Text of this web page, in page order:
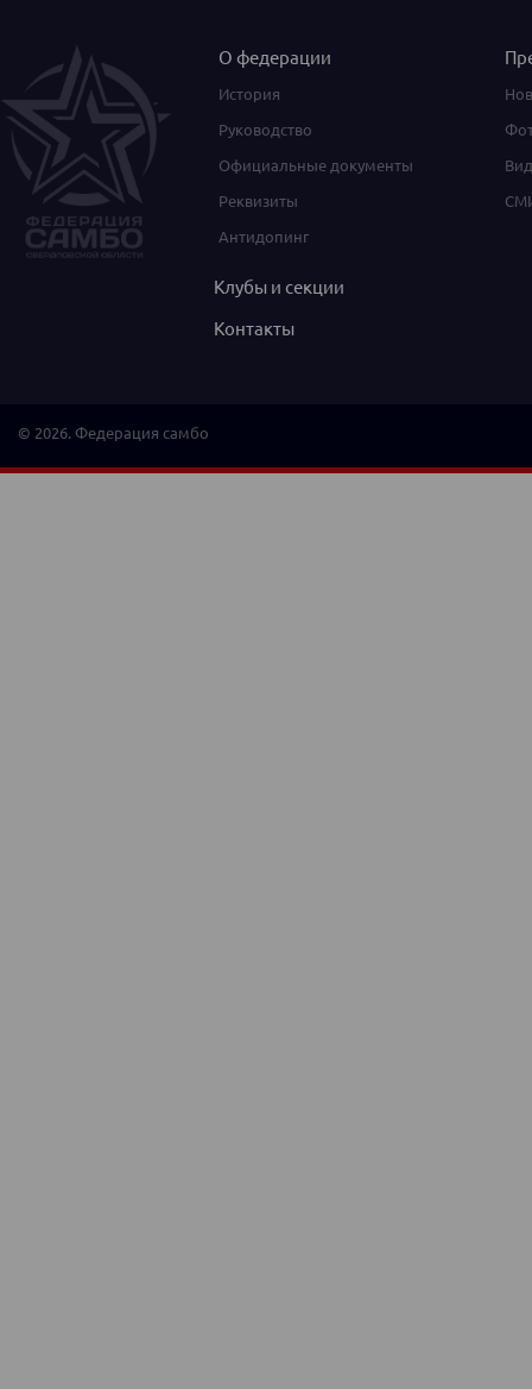
О федерации
История
Руководство
Официальные документы
Реквизиты
Антидопинг
Клубы и секции
Контакты
© 2026. Федерация самбо